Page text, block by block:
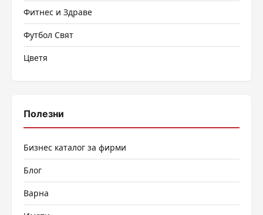
Фитнес и Здраве
Футбол Свят
Цветя
Полезни
Бизнес каталог за фирми
Блог
Варна